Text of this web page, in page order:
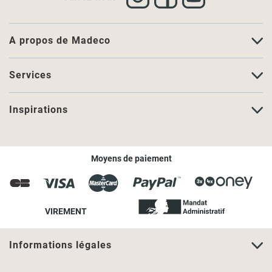
A propos de Madeco
Services
Inspirations
Moyens de paiement
VIREMENT
Informations légales